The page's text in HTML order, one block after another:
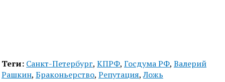
Теги: Санкт-Петербург, КПРФ, Госдума РФ, Валерий
Рашкин, Браконьерство, Репутация,Ложь